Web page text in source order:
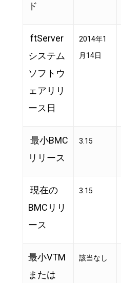
ド
ftServer
システム
ソフトウ
ェアリリ
ース日
2014年1
月14日
最小BMC
リリース
3.15
現在の
BMCリリ
ース
3.15
最小VTM
または
該当なし